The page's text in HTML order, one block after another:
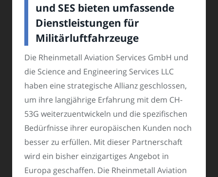
und SES bieten umfassende
Dienstleistungen für
Militärluftfahrzeuge
Die Rheinmetall Aviation Services GmbH und
die Science and Engineering Services LLC
haben eine strategische Allianz geschlossen,
um ihre langjährige Erfahrung mit dem CH-
53G weiterzuentwickeln und die spezifischen
Bedürfnisse ihrer europäischen Kunden noch
besser zu erfüllen. Mit dieser Partnerschaft
wird ein bisher einzigartiges Angebot in
Europa geschaffen. Die Rheinmetall Aviation